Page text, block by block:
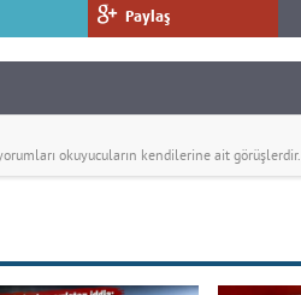
Paylaş
okuyucuların kendilerine ait görüşlerdir.